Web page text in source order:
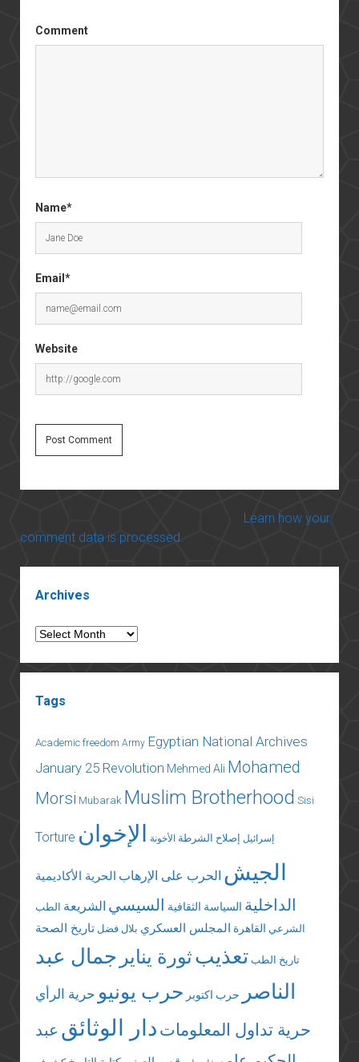
Comment
Name*
Email*
Website
Learn how your
comment data is processed.
Archives
Archives
Tags
Academic freedom Army Egyptian National Archives
January 25 Revolution Mehmed Ali Mohamed
Morsi Mubarak Muslim Brotherhood Sisi
Torture إسرائيل إصلاح الشرطة الأخونة الإخوان
الجيش الحرب على الإرهاب الحرية الأكاديمية
الداخلية السياسة الثقافية السيسي الشريعة الطب
الشرعي القاهرة المجلس العسكري بلال فضل تاريخ الصحة
تاريخ الطب تعذيبثورة يناير جمال عبد
الناصر
حرب اكتوبر حرب يونيو حرية الرأي
حرية تداول المعلومات دار الوثائق عبد